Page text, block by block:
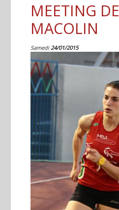
MEETING DE
MACOLIN
Samedi24/01/2015